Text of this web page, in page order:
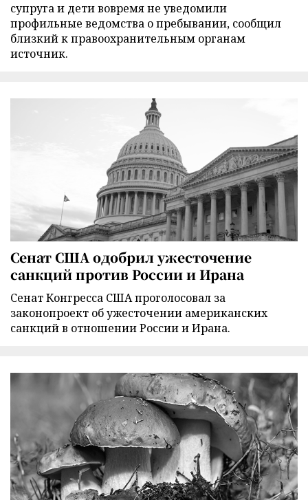
супруга и дети вовремя не уведомили
профильные ведомства о пребывании, сообщил
близкий к правоохранительным органам
источник.
Сенат США одобрил ужесточение
санкций против России и Ирана
Сенат Конгресса США проголосовал за
законопроект об ужесточении американских
санкций в отношении России и Ирана.